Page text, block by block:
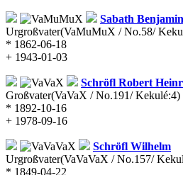
Sabath Benjamin
Urgroßvater(VaMuMuX / No.58/
* 1862-06-18
+ 1943-01-03
Schröfl Robert
Großvater(VaVaX / No.191/ Kekulé:4)
* 1892-10-16
+ 1978-09-16
Schröfl Wilhelm
Urgroßvater(VaVaVaX / No.157/
* 1849-04-22